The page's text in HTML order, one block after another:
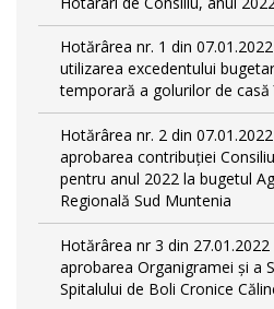
Hotărârea nr. 1 din
utilizarea excedentului
temporară a golurilor de casă
Hotărârea nr. 2 din
aprobarea contribuției
pentru anul 2022 la bugetul
Regională Sud Muntenia
Hotărârea nr 3 din
aprobarea Organigramei și a
Spitalului de Boli Cronice